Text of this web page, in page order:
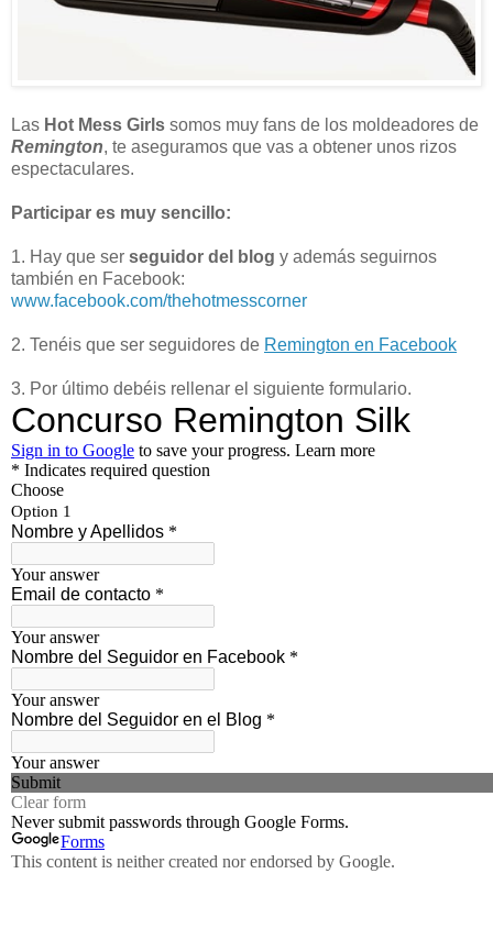
Las Hot Mess Girls somos muy fans de los moldeadores de
Remington, te aseguramos que vas a obtener unos rizos
espectaculares.
Participar es muy sencillo:
1. Hay que ser seguidor del blog y además seguirnos
también en Facebook:
www.facebook.com/thehotmesscorner
2. Tenéis que ser seguidores de Remington en Facebook
3. Por último debéis rellenar el siguiente formulario.